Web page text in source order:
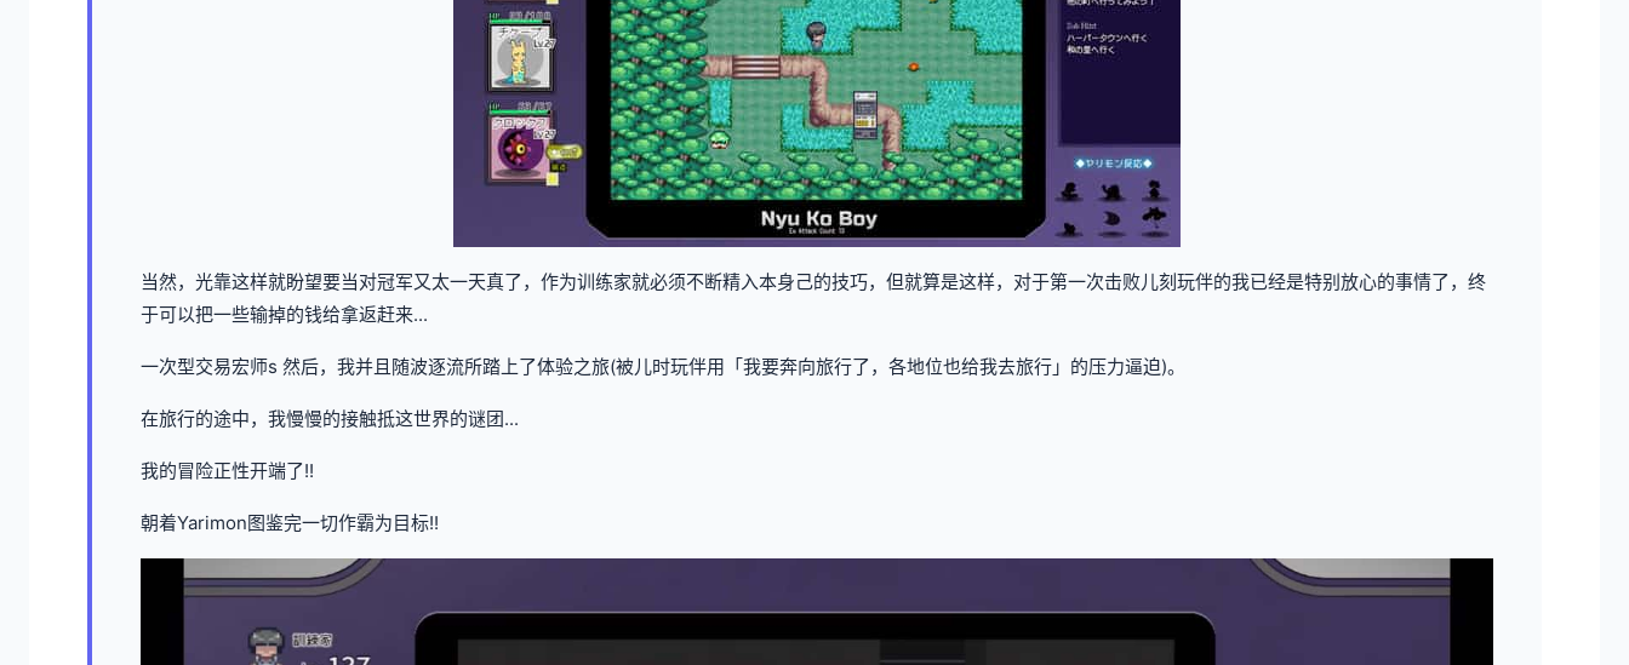
当然，光靠这样就盼望要当对冠军又太一天真了，作为训练家就必须不断精入本身己的技巧，但就算是这样，对于第一次击败儿刻玩伴的我已经是特别放心的事情了，终
于可以把一些输掉的钱给拿返赶来...
一次型交易宏师s 然后，我并且随波逐流所踏上了体验之旅(被儿时玩伴用「我要奔向旅行了，各地位也给我去旅行」的压力逼迫)。
在旅行的途中，我慢慢的接触抵这世界的谜团...
我的冒险正性开端了!!
朝着Yarimon图鉴完一切作霸为目标!!